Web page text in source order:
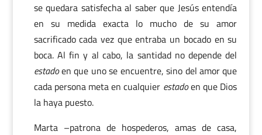
se quedara satisfecha al saber que Jesús entendía
en su medida exacta lo mucho de su amor
sacrificado cada vez que entraba un bocado en su
boca. Al fin y al cabo, la santidad no depende del
estadoen que uno se encuentre, sino del amor que
cada persona meta en cualquier estadoen que Dios
la haya puesto.
Marta –patrona de hospederos, amas de casa,